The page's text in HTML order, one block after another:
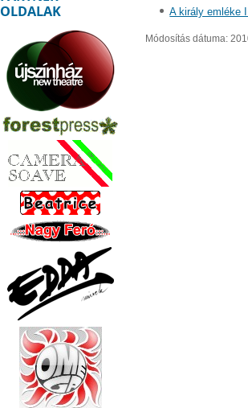
A király emléke
Módosítás dátuma:
OLDALAK